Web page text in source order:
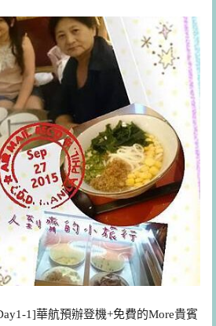
1]華航預辦登機+免費的More貴賓